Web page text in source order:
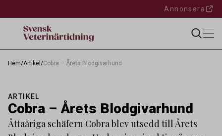
Annonsera
Hem/Artikel /Cobra – Årets Blodgivarhund
ARTIKEL
Cobra – Årets Blodgivarhund
Åttaåriga schäfern Cobra blev utsedd till Årets